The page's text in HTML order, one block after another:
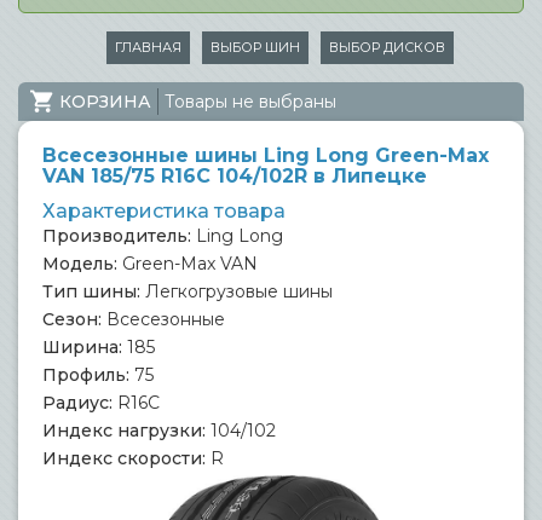
ГЛАВНАЯ ВЫБОР ШИН ВЫБОР ДИСКОВ
КОРЗИНА Товары не выбраны
Всесезонные шины Ling Long Green-Max
VAN 185/75 R16C 104/102R в Липецке
Характеристика товара
Производитель: Ling Long
Модель: Green-Max VAN
Тип шины: Легкогрузовые шины
Сезон: Всесезонные
Ширина: 185
Профиль: 75
Радиус: R16C
Индекс нагрузки: 104/102
Индекс скорости: R